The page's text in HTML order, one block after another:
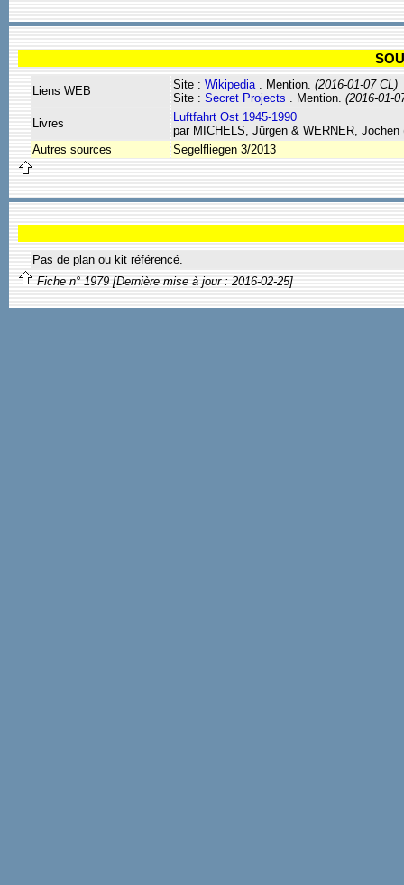
Liens WEB Site : Wikipedia . Mention. (2016-01-07 CL)
Site : Secret Projects . Mention. (2016-01-
Livres
Luftfahrt Ost 1945-1990
par MICHELS, Jürgen & WERNER,
Autres sources
Segelfliegen 3/2013
Pas de plan ou kit référencé.
Fiche n° 1979 [Dernière mise à jour : 2016-02-25]